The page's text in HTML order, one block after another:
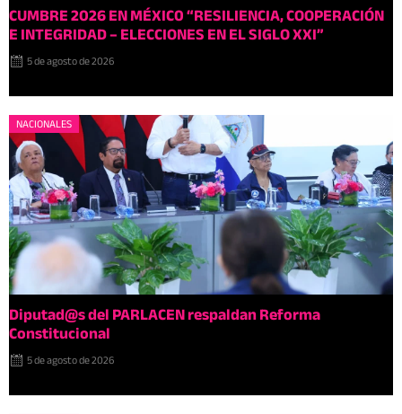
CUMBRE 2026 EN MÉXIC0 “RESILIENCIA, COOPERACIÓN
E INTEGRIDAD – ELECCIONES EN EL SIGLO XXI”
5 de agosto de 2026
NACIONALES
Diputad@s del PARLACEN respaldan Reforma
Constitucional
5 de agosto de 2026